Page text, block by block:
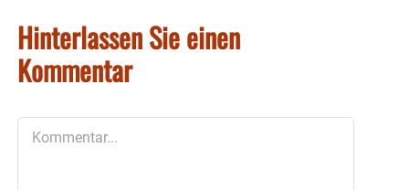
Hinterlassen Sie einen
Kommentar